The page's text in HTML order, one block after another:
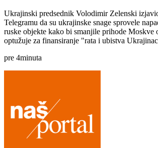
Ukrajinski predsednik Volodimir Zelenski
Telegramu da su ukrajinske snage sprovele
ruske objekte kako bi smanjile prihode Moskve
optužuje za finansiranje "rata i ubistva
pre 4minuta